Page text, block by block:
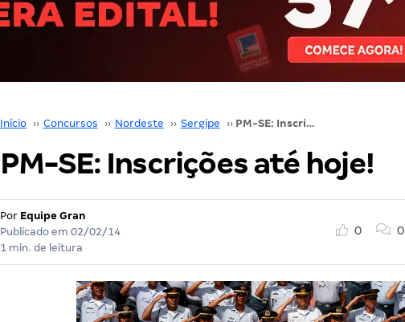
Início ›› Concursos ›› Nordeste ›› Sergipe ›› PM-SE: Inscrições até hoje!
PM-SE: Inscrições até hoje!
Por Equipe Gran
Publicado em 02/02/14
1 min. de leitura
0 0